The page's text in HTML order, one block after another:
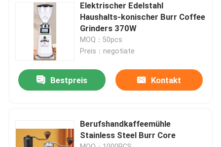
Qualitätskontrolle
Treten Sie mit uns in Verbindung
Fälle
Burr Coffee Grinder
Elektrischer Edelstahl
Haushalts-konischer Burr Coffee
Grinders 370W
MOQ：50pcs
Preis：negotiate
Bestpreis Kontakt
Berufshandkaffeemühle
Stainless Steel Burr Core